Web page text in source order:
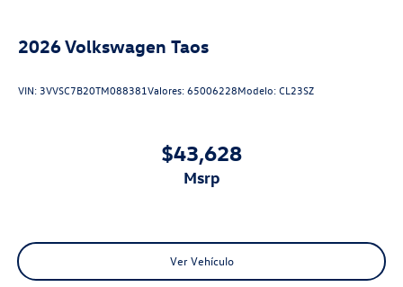
2026Volkswagen Taos
VIN: 3VVSC7B20TM088381Valores:65006228Modelo:CL23SZ
$43,628
msrp
Ver Vehículo